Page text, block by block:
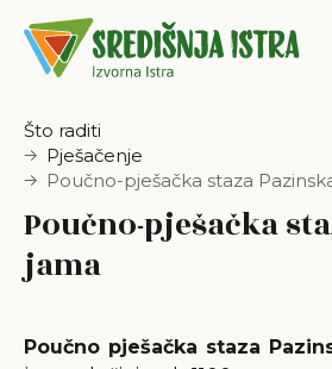
Što raditi
Pješačenje
Poučno-pješačka staza
Poučno-pješačka
jama
Poučno pješačka staza